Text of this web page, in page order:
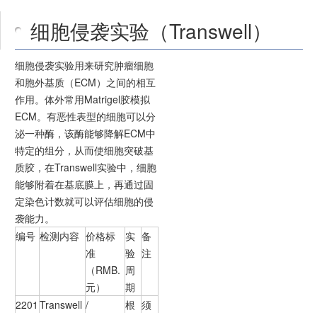
细胞侵袭实验（Transwell）
细胞侵袭实验用来研究肿瘤细胞
和胞外基质（ECM）之间的相互
作用。体外常用Matrigel胶模拟
ECM。有恶性表型的细胞可以分
泌一种酶，该酶能够降解ECM中
特定的组分，从而使细胞突破基
质胶，在Transwell实验中，细胞
能够附着在基底膜上，再通过固
定染色计数就可以评估细胞的侵
袭能力。
编号 检测内容 价格标
准
（RMB.
元）
实
验
周
期
备
注
2201 Transwell /
根 须